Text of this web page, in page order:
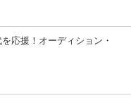
応援！オーディション・